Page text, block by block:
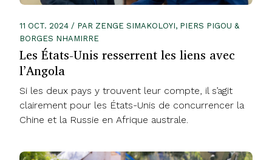
11 OCT. 2024 / PAR ZENGE SIMAKOLOYI, PIERS PIGOU &
BORGES NHAMIRRE
Les États-Unis resserrent les liens avec
l’Angola
Si les deux pays y trouvent leur compte, il s’agit
clairement pour les États-Unis de concurrencer la
Chine et la Russie en Afrique australe.